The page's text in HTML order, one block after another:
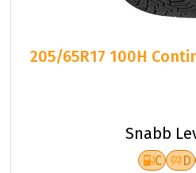
205/65R17 100H
Snabb
C D